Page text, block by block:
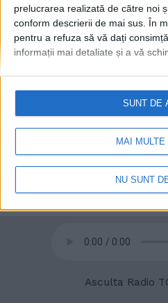
prelucrarea realizată de către noi
conform descrierii de mai sus. În
pentru a refuza să vă dați
informații mai detaliate și a vă
retrageți consimțământul în orice
și făcând clic pe butonul
paginii web.
MAI MULTE
NU SUNT
SUNT DE
Radio TOP Suceava 104 FM
Asculta Radio